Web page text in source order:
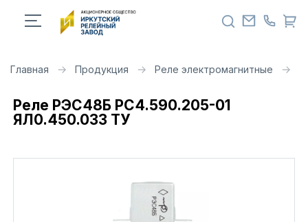
Главная Продукция Реле электромагнитные
Реле РЭС48Б РС4.590.205-01
ЯЛ0.450.033 ТУ